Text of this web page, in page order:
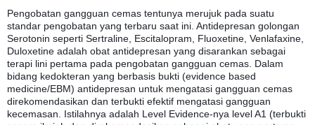
Pengobatan gangguan cemas tentunya merujuk pada suatu
standar pengobatan yang terbaru saat ini. Antidepresan golongan
Serotonin seperti Sertraline, Escitalopram, Fluoxetine, Venlafaxine,
Duloxetine adalah obat antidepresan yang disarankan sebagai
terapi lini pertama pada pengobatan gangguan cemas. Dalam
bidang kedokteran yang berbasis bukti (evidence based
medicine/EBM) antidepresan untuk mengatasi gangguan cemas
direkomendasikan dan terbukti efektif mengatasi gangguan
kecemasan. Istilahnya adalah Level Evidence-nya level A1 (terbukti